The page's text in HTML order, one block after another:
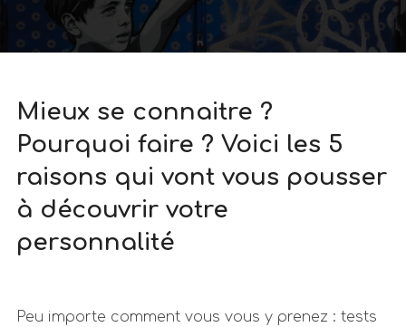
Mieux se connaitre ?
Pourquoi faire ? Voici les 5
raisons qui vont vous pousser
à découvrir votre
personnalité
Peu importe comment vous vous y prenez : tests